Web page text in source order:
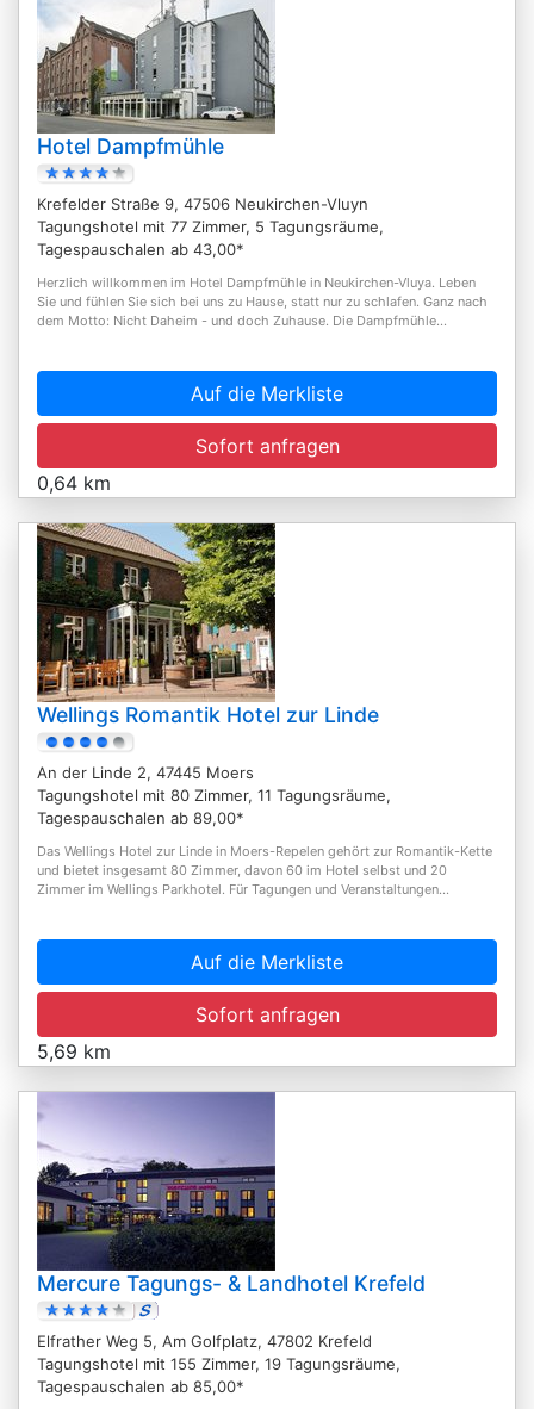
Hotel Dampfmühle
Krefelder Straße 9, 47506 Neukirchen-Vluyn
Tagungshotel mit 77 Zimmer, 5 Tagungsräume,
Tagespauschalen ab 43,00*
Herzlich willkommen im Hotel Dampfmühle in Neukirchen-Vluya. Leben
Sie und fühlen Sie sich bei uns zu Hause, statt nur zu schlafen. Ganz nach
dem Motto: Nicht Daheim - und doch Zuhause. Die Dampfmühle...
Auf die Merkliste
Sofort anfragen
0,64 km
Wellings Romantik Hotel zur Linde
An der Linde 2, 47445 Moers
Tagungshotel mit 80 Zimmer, 11 Tagungsräume,
Tagespauschalen ab 89,00*
Das Wellings Hotel zur Linde in Moers-Repelen gehört zur Romantik-Kette
und bietet insgesamt 80 Zimmer, davon 60 im Hotel selbst und 20
Zimmer im Wellings Parkhotel. Für Tagungen und Veranstaltungen...
Auf die Merkliste
Sofort anfragen
5,69 km
Mercure Tagungs- & Landhotel Krefeld
Elfrather Weg 5, Am Golfplatz, 47802 Krefeld
Tagungshotel mit 155 Zimmer, 19 Tagungsräume,
Tagespauschalen ab 85,00*